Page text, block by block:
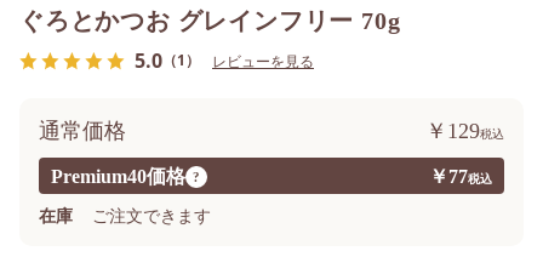
ぐろとかつお グレインフリー 70g
5.0 （1） レビューを見る
Premium40価格 ? ￥77
通常価格 ￥129
在庫 ご注文できます